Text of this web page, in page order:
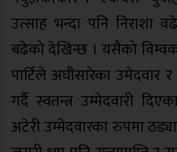
उत्साह भन्दा पनि निराशा
बढेको देखिन्छ । यसैको
पार्टिले अघीसारेका उमेदवार र
गर्दै स्वतन्त्र उम्मेदवारी
अटेरी उम्मेदवारका रुपमा